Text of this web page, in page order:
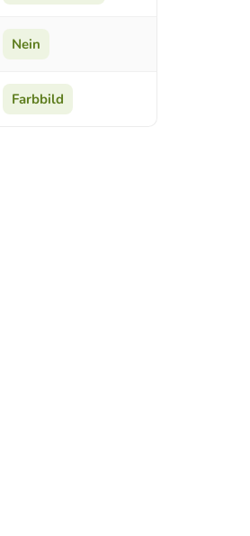
Nein
Farbbild